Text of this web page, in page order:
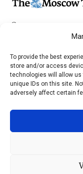
To provide the best
store and/or access
technologies will allow
unique IDs on this site.
adversely affect certain
О нас
Политика
iOS
Android